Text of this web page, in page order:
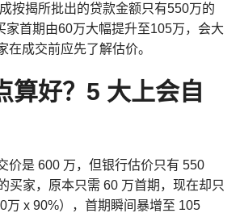
按揭所批出的贷款金额只有550万的
家首期由60万大幅提升至105万，会大
在成交前应先了解估价。
算好？5 大上会自
价是 600 万，但银行估价只有 550
买家，原本只需 60 万首期，现在却只
万 x 90%），首期瞬间暴增至 105